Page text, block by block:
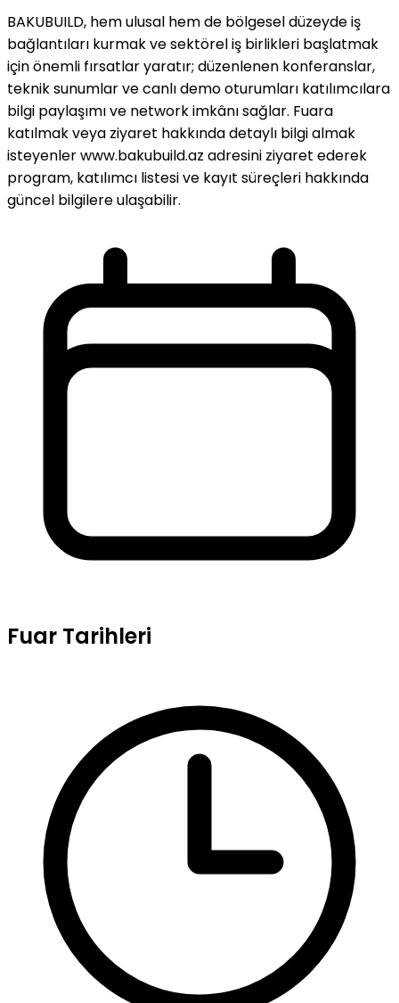
BAKUBUILD, hem ulusal hem de bölgesel düzeyde iş
bağlantıları kurmak ve sektörel iş birlikleri başlatmak
için önemli fırsatlar yaratır; düzenlenen konferanslar,
teknik sunumlar ve canlı demo oturumları katılımcılara
bilgi paylaşımı ve network imkânı sağlar. Fuara
katılmak veya ziyaret hakkında detaylı bilgi almak
isteyenler www.bakubuild.az adresini ziyaret ederek
program, katılımcı listesi ve kayıt süreçleri hakkında
güncel bilgilere ulaşabilir.
Fuar Tarihleri